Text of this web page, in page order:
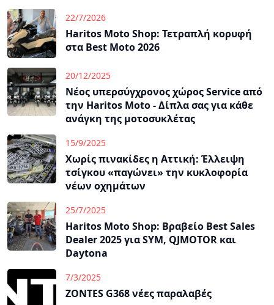
22/7/2026
Haritos Moto Shop: Τετραπλή κορυφή
στα Best Moto 2026
20/12/2025
Νέος υπερσύγχρονος χώρος Service από
την Haritos Moto - Δίπλα σας για κάθε
ανάγκη της μοτοσυκλέτας
15/9/2025
Χωρίς πινακίδες η Αττική: Έλλειψη
τσίγκου «παγώνει» την κυκλοφορία
νέων οχημάτων
25/7/2025
Haritos Moto Shop: Βραβείο Best Sales
Dealer 2025 για SYM, QJMOTOR και
Daytona
7/3/2025
ZONTES G368 νέες παραλαβές